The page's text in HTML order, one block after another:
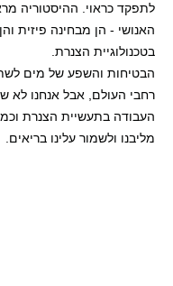
לתפקד כראוי. ההיסטוריה
האנושי - הן מבחינה פיזית
בטכנולוגיית הצנרת.
הבטיחות והשפע של מים
רחבי העולם, אבל אנחנו לא
העבודה בתעשיית הצנרת
מליבנו ולשמור עלינו בריאים.